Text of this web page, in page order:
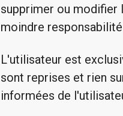
supprimer ou modifier
moindre
L'utilisateur est
sont reprises et rien
informées de